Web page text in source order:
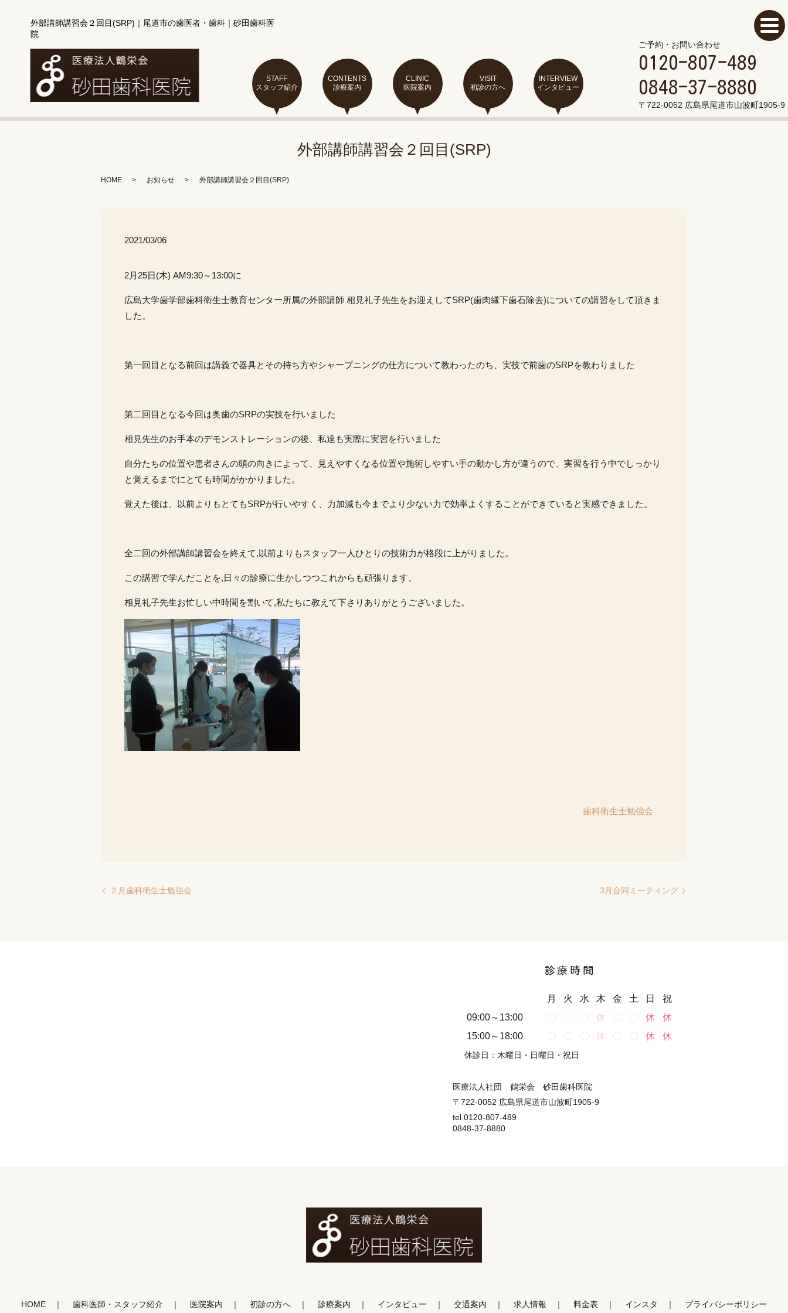
外部講師講習会２回目(SRP)｜尾道市の歯医者・歯科｜砂田歯科医
院
STAFF
スタッフ紹介
CONTENTS
診療案内
CLINIC
医院案内
VISIT
初診の方へ
INTERVIEW
インタビュー
ご予約・お問い合わせ
0120-807-489
0848-37-8880
〒722-0052 広島県尾道市山波町1905-9
外部講師講習会２回目(SRP)
HOME お知らせ 外部講師講習会２回目(SRP)
2021/03/06
2月 25日 (木) AM9:30～ 13:00に
広島大学歯学部歯科衛生士教育センター所属の外部講師 相見礼子先生をお迎えしてSRP(歯肉縁下歯石除去)についての講習をして頂きま
した。
第一回目となる前回は講義で器具とその持ち方やシャープニングの仕方について教わったのち、実技で前歯のSRPを教わりました
第二回目となる今回は奥歯のSRPの実技を行いました
相見先生のお手本のデモンストレーションの後、私達も実際に実習を行いました
自分たちの位置や患者さんの頭の向きによって、見えやすくなる位置や施術しやすい手の動かし方が違うので、実習を行う中でしっかり
と覚えるまでにとても時間がかかりました。
覚えた後は、以前よりもとてもSRPが行いやすく、力加減も今までより少ない力で効率よくすることができていると実感できました。
全二回の外部講師講習会を終えて,以前よりもスタッフ一人ひとりの技術力が格段に上がりました。
この講習で学んだことを,日々の診療に生かしつつこれからも頑張ります。
相見礼子先生お忙しい中時間を割いて,私たちに教えて下さりありがとうございました。
歯科衛生士勉強会
２月歯科衛生士勉強会 3月合同ミーティング
診療 時間
月 火 水 木 金 土 日
祝
09:00～13:00
〇 〇 〇 休 〇 〇 休
休
15:00～18:00
〇 〇 〇 休 〇 〇 休 休
休診日：木曜日・日曜日・祝日
医療法人社団 鶴栄会 砂田歯科医院
〒722-0052 広島県尾道市山波町1905-9
tel.0120-807-489
0848-37-8880
HOME 歯科医師・スタッフ紹介 医院案内 初診の方へ 診療案内 インタビュー 交通案内 求人情報 料金表 インスタ
プライバシーポリシー